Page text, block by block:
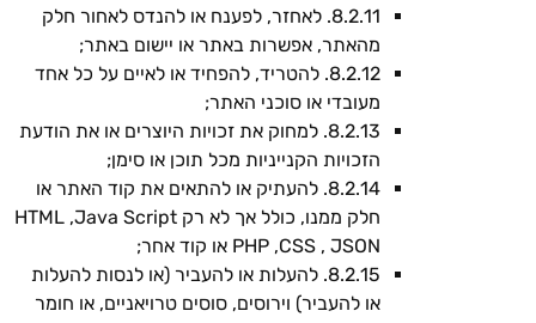
8.2.11. לאחזר, לפענח או להנדס לאחור חלק
מהאתר, אפשרות באתר או יישום באתר;
8.2.12. להטריד, להפחיד או לאיים על כל אחד
מעובדי או סוכני האתר;
8.2.13. למחוק את זכויות היוצרים או את הודעת
הזכויות הקנייניות מכל תוכן או סימן;
8.2.14. להעתיק או להתאים את קוד האתר או
חלק ממנו, כולל אך לא רק HTML ,Java Script
PHP ,CSS , JSON או קוד אחר;
8.2.15. להעלות או להעביר (או לנסות להעלות
או להעביר) וירוסים, סוסים טרויאניים, או חומר